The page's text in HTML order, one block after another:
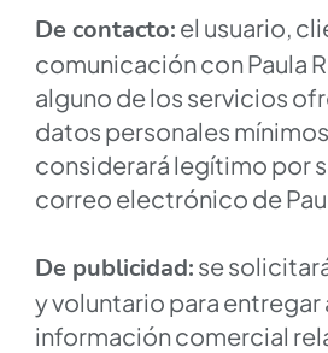
De contacto: el usuario,
comunicación con Paula
alguno de los servicios
datos personales
considerará legítimo por
correo electrónico de
De publicidad: se
y voluntario para entregar
información comercial